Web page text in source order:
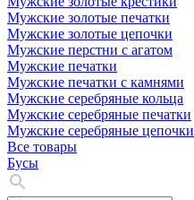
Мужские золотые печатки
Мужские золотые цепочки
Мужские перстни с агатом
Мужские печатки
Мужские печатки с камнями
Мужские серебряные кольца
Мужские серебряные печатки
Мужские серебряные цепочки
Все товары
Бусы